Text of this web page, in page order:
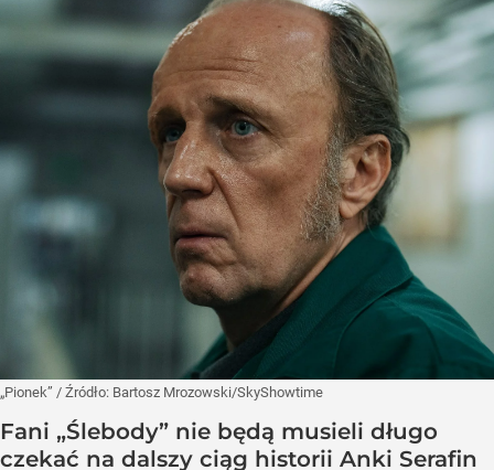
„Pionek” / Źródło: Bartosz Mrozowski/SkyShowtime
Fani „Ślebody” nie będą musieli długo
czekać na dalszy ciąg historii Anki Serafin